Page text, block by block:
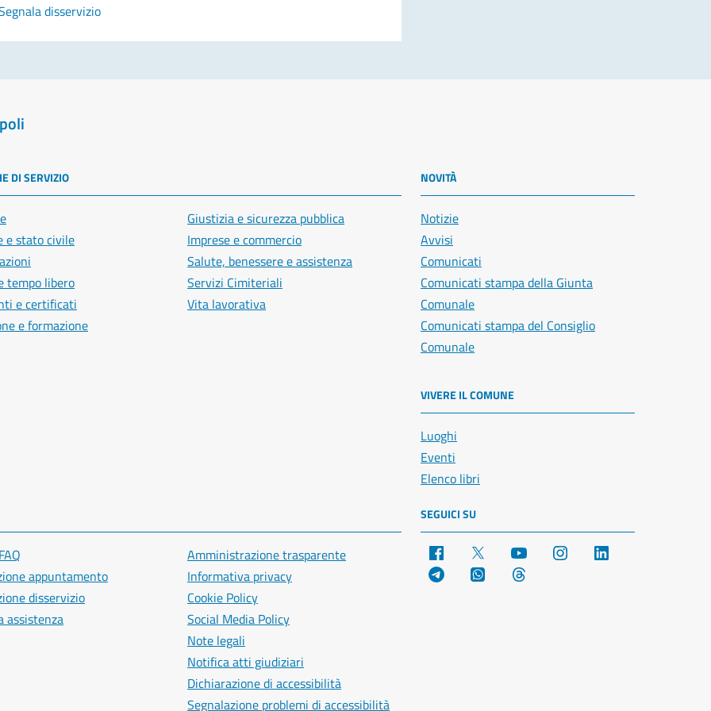
disservizio
DI SERVIZIO
e stato civile
tempo libero
e certificati
e formazione
Giustizia e sicurezza pubblica
Imprese e commercio
Salute, benessere e assistenza
Servizi Cimiteriali
Vita lavorativa
NOVITÀ
Notizie
Avvisi
Comunicati
Comunicati stampa della Giunta
Comunale
Comunicati stampa del Consiglio
Comunale
VIVERE IL COMUNE
Luoghi
Eventi
Elenco libri
appuntamento
disservizio
assistenza
Amministrazione trasparente
Informativa privacy
Cookie Policy
Social Media Policy
Note legali
Notifica atti giudiziari
Dichiarazione di accessibilità
Segnalazione problemi di accessibilità
SEGUICI SU
Facebook YouTube Instagram
Telegram WhatsApp